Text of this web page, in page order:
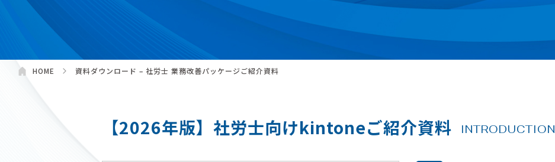
HOME 資料ダウンロード – 社労士 業務改善パッケージご紹介資料
【2026年版】社労士向けkintoneご紹介資料 INTRODUCTION